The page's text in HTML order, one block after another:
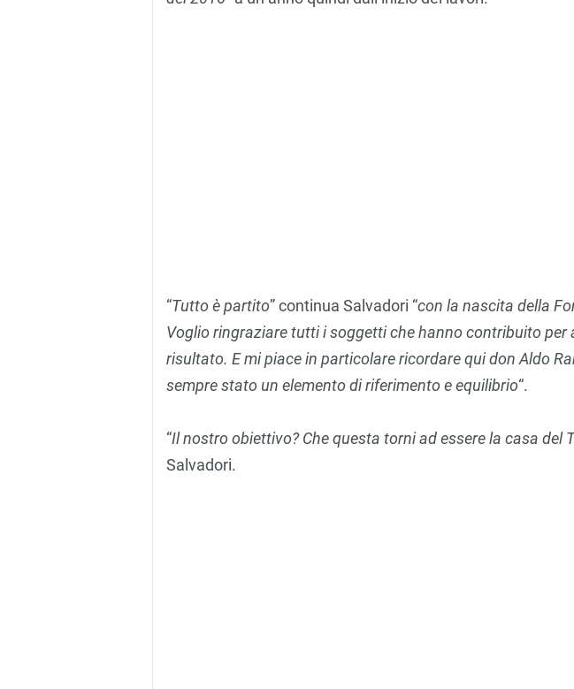
“Tutto è partito” continua Salvadori “con la nascita della
Voglio ringraziare tutti i soggetti che hanno contribuito per
risultato. E mi piace in particolare ricordare qui don Aldo
sempre stato un elemento di riferimento e equilibrio“.
“Il nostro obiettivo? Che questa torni ad essere la casa del
Salvadori.